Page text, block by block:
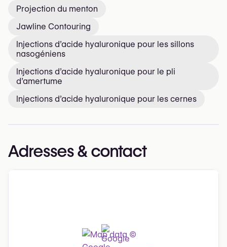
Projection du menton
Jawline Contouring
Injections d’acide hyaluronique pour les sillons
nasogéniens
Injections d’acide hyaluronique pour le pli
d’amertume
Injections d’acide hyaluronique pour les cernes
Adresses & contact